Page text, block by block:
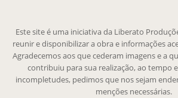
Este site é uma iniciativa da Liberato
reunir e disponibilizar a obra e informações
Agradecemos aos que cederam imagens e a
contribuiu para sua realização, ao tempo
incompletudes, pedimos que nos sejam
menções necessárias.